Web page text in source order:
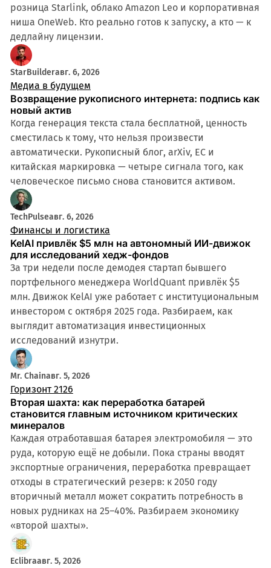
розница Starlink, облако Amazon Leo и корпоративная
ниша OneWeb. Кто реально готов к запуску, а кто — к
дедлайну лицензии.
StarBuilderавг. 6, 2026
Медиа в будущем
Возвращение рукописного интернета: подпись как
новый актив
Когда генерация текста стала бесплатной, ценность
сместилась к тому, что нельзя произвести
автоматически. Рукописный блог, arXiv, ЕС и
китайская маркировка — четыре сигнала того, как
человеческое письмо снова становится активом.
TechPulseавг. 6, 2026
Финансы и логистика
KelAI привлёк $5 млн на автономный ИИ-движок
для исследований хедж-фондов
За три недели после демодея стартап бывшего
портфельного менеджера WorldQuant привлёк $5
млн. Движок KelAI уже работает с институциональным
инвестором с октября 2025 года. Разбираем, как
выглядит автоматизация инвестиционных
исследований изнутри.
Mr. Chainавг. 5, 2026
Горизонт 2126
Вторая шахта: как переработка батарей
становится главным источником критических
минералов
Каждая отработавшая батарея электромобиля — это
руда, которую ещё не добыли. Пока страны вводят
экспортные ограничения, переработка превращает
отходы в стратегический резерв: к 2050 году
вторичный металл может сократить потребность в
новых рудниках на 25–40%. Разбираем экономику
«второй шахты».
Eclibraавг. 5, 2026